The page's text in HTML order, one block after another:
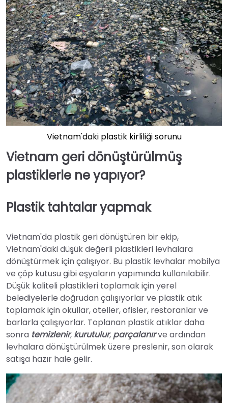
Vietnam'daki plastik kirliliği sorunu
Vietnam geri dönüştürülmüş
plastiklerle ne yapıyor?
Plastik tahtalar yapmak
Vietnam'da plastik geri dönüştüren bir ekip,
Vietnam'daki düşük değerli plastikleri levhalara
dönüştürmek için çalışıyor. Bu plastik levhalar mobilya
ve çöp kutusu gibi eşyaların yapımında kullanılabilir.
Düşük kaliteli plastikleri toplamak için yerel
belediyelerle doğrudan çalışıyorlar ve plastik atık
toplamak için okullar, oteller, ofisler, restoranlar ve
barlarla çalışıyorlar. Toplanan plastik atıklar daha
sonra temizlenir, kurutulur, parçalanırve ardından
levhalara dönüştürülmek üzere preslenir, son olarak
satışa hazır hale gelir.